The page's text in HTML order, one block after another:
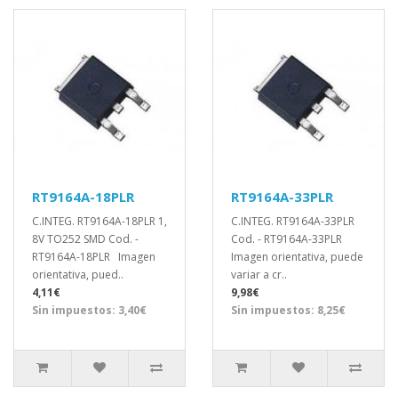
RT9164A-18PLR
C.INTEG. RT9164A-18PLR 1,
8V TO252 SMD Cod. -
RT9164A-18PLR Imagen
orientativa, pued..
4,11€
Sin impuestos: 3,40€
RT9164A-33PLR
C.INTEG. RT9164A-33PLR
Cod. - RT9164A-33PLR
Imagen orientativa, puede
variar a cr..
9,98€
Sin impuestos: 8,25€